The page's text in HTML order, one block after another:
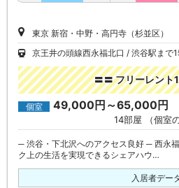
東京 新宿・中野・高円寺（杉並区）
京王井の頭線西永福北口
渋谷駅まで
〓〓 フリーレント
個室 49,000円～65,000円
14部屋 （個室の
─ 渋谷・下北沢へのアクセス良好 ─ 西永
ク上の生活を実現できるシェアハウ…
入居者デー